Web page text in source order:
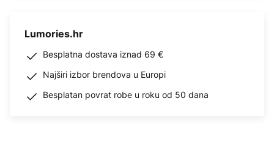
Lumories.hr
Besplatna dostava iznad 69 €
Najširi izbor brendova u Europi
Besplatan povrat robe u roku od 50 dana